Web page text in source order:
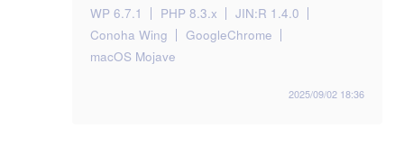
WP 6.7.1 PHP 8.3.x
JIN:R 1.4.0
Conoha Wing
GoogleChrome
macOS Mojave
2025/09/02 18:36